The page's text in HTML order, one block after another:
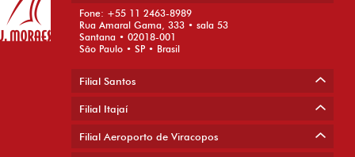
Fone: +55 11 2463-8989
Rua Amaral Gama, 333 • sala 53
Santana • 02018-001
São Paulo • SP • Brasil
Filial Santos
Filial Itajaí
Filial Aeroporto de Viracopos